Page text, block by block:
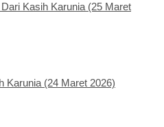
Kasih Karunia (25 Maret
Karunia (24 Maret 2026)